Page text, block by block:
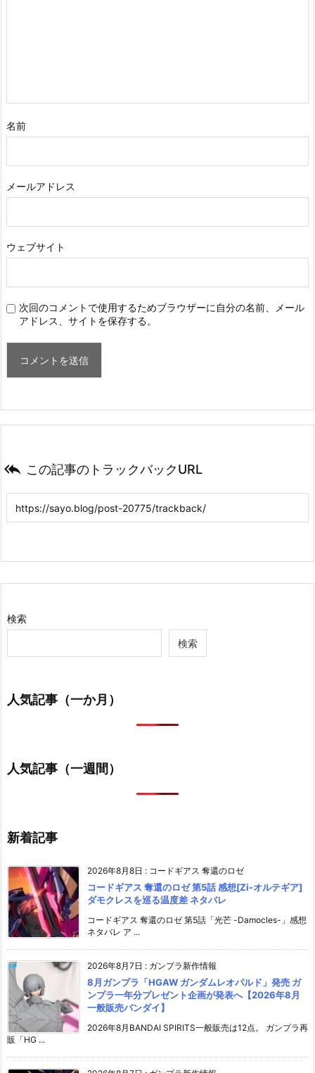
名前
メールアドレス
ウェブサイト
次回のコメントで使用するためブラウザーに自分の名前、メール
アドレス、サイトを保存する。
 この記事のトラックバックURL
検索
検索
人気記事（一か月）
人気記事（一週間）
新着記事
2026年8月8日 : コードギアス 奪還のロゼ
コードギアス 奪還のロゼ 第5話 感想[Zi-オルテギア]
ダモクレスを巡る温度差 ネタバレ
コードギアス 奪還のロゼ 第5話「光芒 -Damocles-」感想
ネタバレ ア ...
2026年8月7日 : ガンプラ新作情報
8月ガンプラ「HGAW ガンダムレオパルド」発売 ガ
ンプラ一年分プレゼント企画が発表へ【2026年8月
一般販売バンダイ】
2026年8月BANDAI SPIRITS一般販売は12点。 ガンプラ再
販「HG ...